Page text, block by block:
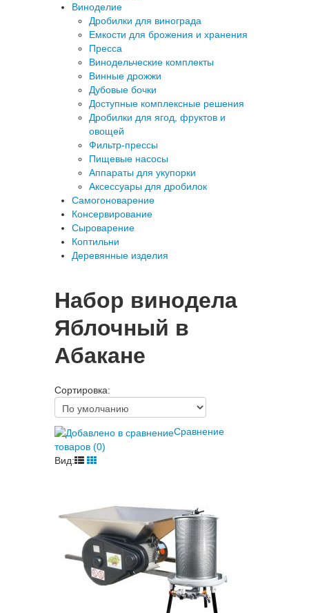
Виноделие
Дробилки для винограда
Емкости для брожения и хранения
Пресса
Винодельческие комплекты
Винные дрожжи
Дубовые бочки
Доступные комплексные решения
Дробилки для ягод, фруктов и
овощей
Фильтр-прессы
Пищевые насосы
Аппараты для укупорки
Аксессуары для дробилок
Самогоноварение
Консервирование
Сыроварение
Коптильни
Деревянные изделия
Набор винодела
Яблочный в
Абакане
Сортировка:
Сравнение
товаров (0)
Вид: